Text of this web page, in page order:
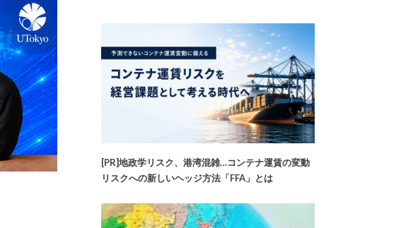
[PR]地政学リスク、港湾混雑…コンテナ運賃の変動
リスクへの新しいヘッジ方法「FFA」とは